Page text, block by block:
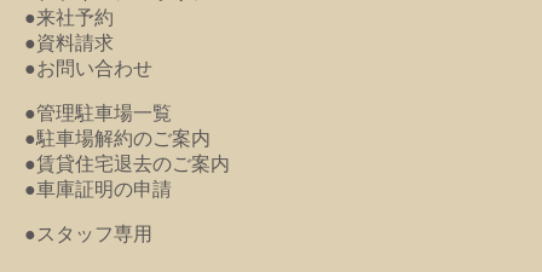
●来社予約
●資料請求
●お問い合わせ
●管理駐車場一覧
●駐車場解約のご案内
●賃貸住宅退去のご案内
●車庫証明の申請
●スタッフ専用